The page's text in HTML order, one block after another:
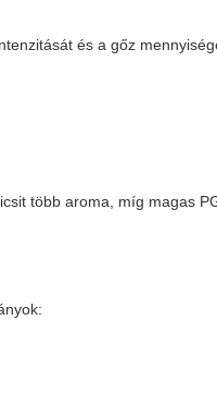
és a gőz
több aroma, míg magas